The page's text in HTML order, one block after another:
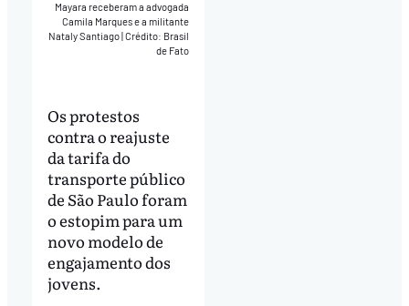
Mayara receberam a advogada
Camila Marques e a militante
Nataly Santiago Crédito: Brasil
de Fato
Os protestos
contra o reajuste
da tarifa do
transporte público
de São Paulo foram
o estopim para um
novo modelo de
engajamento dos
jovens.